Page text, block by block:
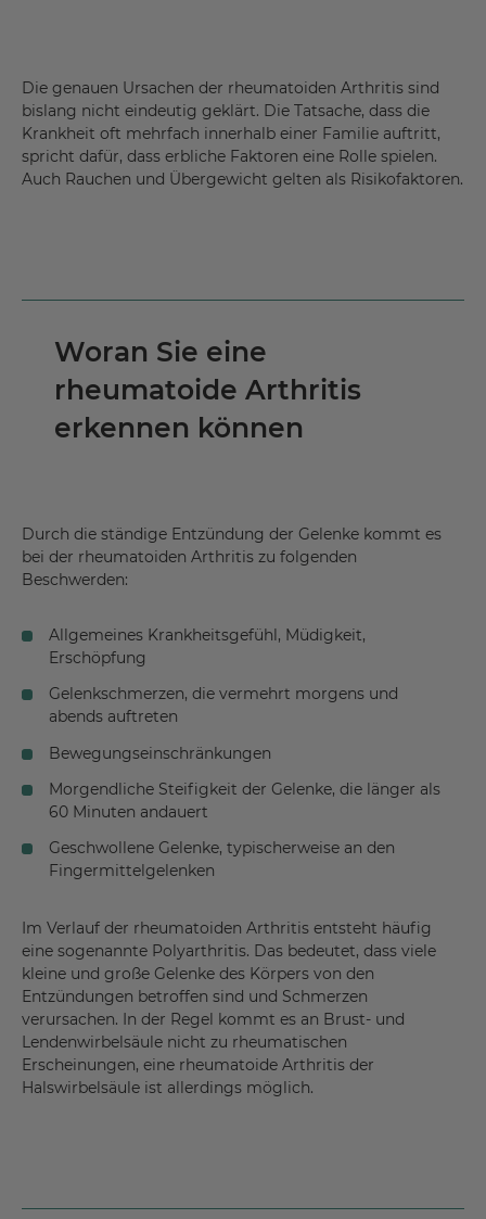
Die genauen Ursachen der rheumatoiden Arthritis sind
bislang nicht eindeutig geklärt. Die Tatsache, dass die
Krankheit oft mehrfach innerhalb einer Familie auftritt,
spricht dafür, dass erbliche Faktoren eine Rolle spielen.
Auch Rauchen und Übergewicht gelten als Risikofaktoren.
Woran Sie eine
rheumatoide Arthritis
erkennen können
Durch die ständige Entzündung der Gelenke kommt es
bei der rheumatoiden Arthritis zu folgenden
Beschwerden:
Allgemeines Krankheitsgefühl, Müdigkeit,
Erschöpfung
Gelenkschmerzen, die vermehrt morgens und
abends auftreten
Bewegungseinschränkungen
Morgendliche Steifigkeit der Gelenke, die länger als
60 Minuten andauert
Geschwollene Gelenke, typischerweise an den
Fingermittelgelenken
Im Verlauf der rheumatoiden Arthritis entsteht häufig
eine sogenannte Polyarthritis. Das bedeutet, dass viele
kleine und große Gelenke des Körpers von den
Entzündungen betroffen sind und Schmerzen
verursachen. In der Regel kommt es an Brust- und
Lendenwirbelsäule nicht zu rheumatischen
Erscheinungen, eine rheumatoide Arthritis der
Halswirbelsäule ist allerdings möglich.